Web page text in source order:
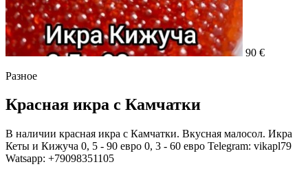
90 €
Разное
Красная икра с Камчатки
В наличии красная икра с Камчатки. Вкусная малосол. Икра
Кеты и Кижуча 0, 5 - 90 евро 0, 3 - 60 евро Telegram: vikapl79
Watsapp: +79098351105